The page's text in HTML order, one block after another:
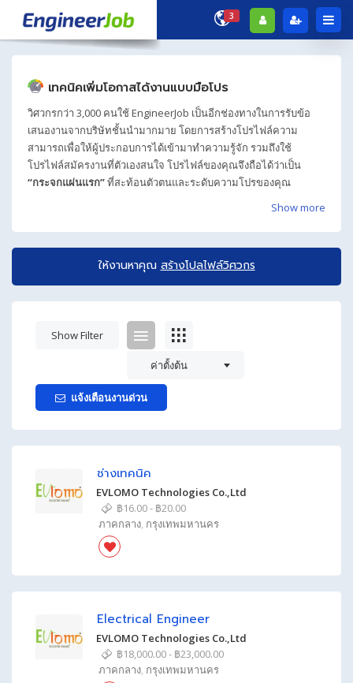
3
เทคนิคเพิ่มโอกาสได้งานแบบมือโปร
วิศวกรกว่า 3,000 คนใช้ EngineerJob เป็นอีกช่องทางในการรับข้อ
เสนองานจากบริษัทชั้นนำมากมาย โดยการสร้างโปรไฟล์ความ
สามารถเพื่อให้ผู้ประกอบการได้เข้ามาทำความรู้จัก รวมถึงใช้
โปรไฟล์สมัครงานที่ตัวเองสนใจ โปรไฟล์ของคุณจึงถือได้ว่าเป็น
“กระจกแผ่นแรก”ที่สะท้อนตัวตนและระดับความโปรของคุณ
Show more
ให้งานหาคุณ สร้างโปลไฟล์วิศวกร
Show Filter
ค่าตั้งต้น
แจ้งเตือนงานด่วน
ช่างเทคนิค
EVLOMO Technologies Co.,Ltd
฿16.00 - ฿20.00
ภาคกลาง, กรุงเทพมหานคร
Electrical Engineer
EVLOMO Technologies Co.,Ltd
฿18,000.00 - ฿23,000.00
ภาคกลาง, กรุงเทพมหานคร